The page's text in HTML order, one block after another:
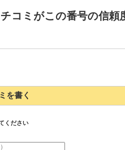
コミがこの番号の信頼
を書く
ください